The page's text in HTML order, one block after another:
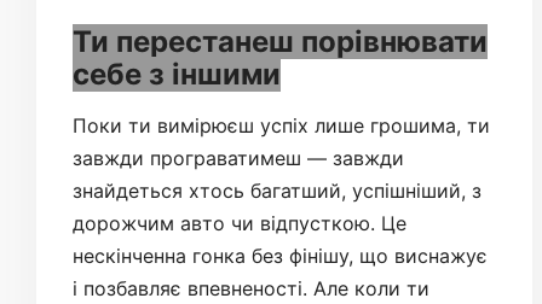
Ти перестанеш порівнювати
себе з іншими
Поки ти вимірюєш успіх лише грошима, ти
завжди програватимеш — завжди
знайдеться хтось багатший, успішніший, з
дорожчим авто чи відпусткою. Це
нескінченна гонка без фінішу, що виснажує
і позбавляє впевненості. Але коли ти